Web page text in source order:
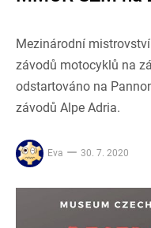
Mezinárodní
závodů motocyklů na
odstartováno na
závodů Alpe Adria.
Eva 30. 7. 2020